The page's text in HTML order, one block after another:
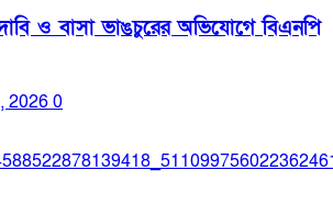
ও বাসা ভাঙচুরের অভিযোগে বিএনপি
20260